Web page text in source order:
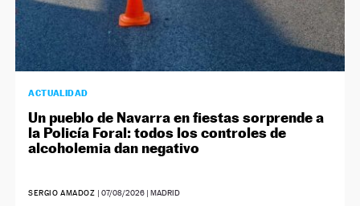
ACTUALIDAD
Un pueblo de Navarra en fiestas sorprende a
la Policía Foral: todos los controles de
alcoholemia dan negativo
SERGIO AMADOZ |07/08/2026 | MADRID